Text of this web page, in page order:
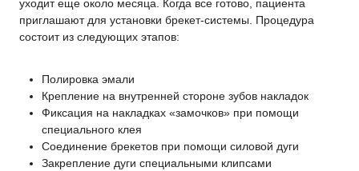
уходит еще около месяца. Когда все готово, пациента
приглашают для установки брекет-системы. Процедура
состоит из следующих этапов:
Полировка эмали
Крепление на внутренней стороне зубов накладок
Фиксация на накладках «замочков» при помощи
специального клея
Соединение брекетов при помощи силовой дуги
Закрепление дуги специальными клипсами